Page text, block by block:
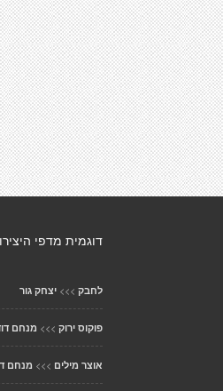
דוגמית מדפי
לחבק >>> יצחק גור
פוקוס ירוק >>> מנחם
אוצר מילים >>> מנחם